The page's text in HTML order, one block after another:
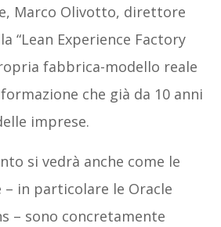
Marco Olivotto, direttore
“Lean Experience Factory
fabbrica-modello reale
che già da 10 anni
imprese.
si vedrà anche come le
– in particolare le Oracle
– sono concretamente